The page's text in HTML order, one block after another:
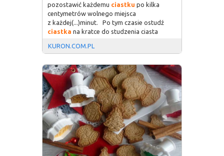
pozostawić każdemu ciastku po kilka
centymetrów wolnego miejsca
z każdej(...)minut. Po tym czasie ostudź
ciastka na kratce do studzenia ciasta
KURON.COM.PL